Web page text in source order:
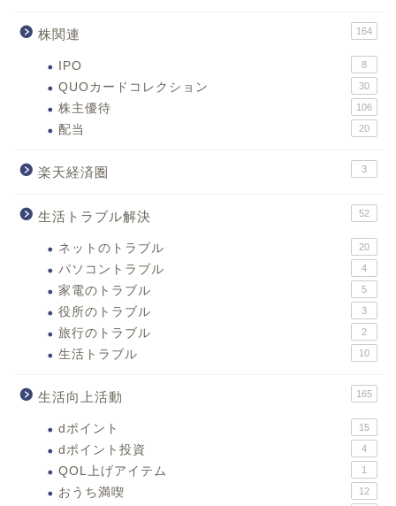
株関連 164
IPO 8
QUOカードコレクション 30
株主優待 106
配当 20
楽天経済圏 3
生活トラブル解決 52
ネットのトラブル 20
パソコントラブル 4
家電のトラブル 5
役所のトラブル 3
旅行のトラブル 2
生活トラブル 10
生活向上活動 165
dポイント 15
dポイント投資 4
QOL上げアイテム 1
おうち満喫 12